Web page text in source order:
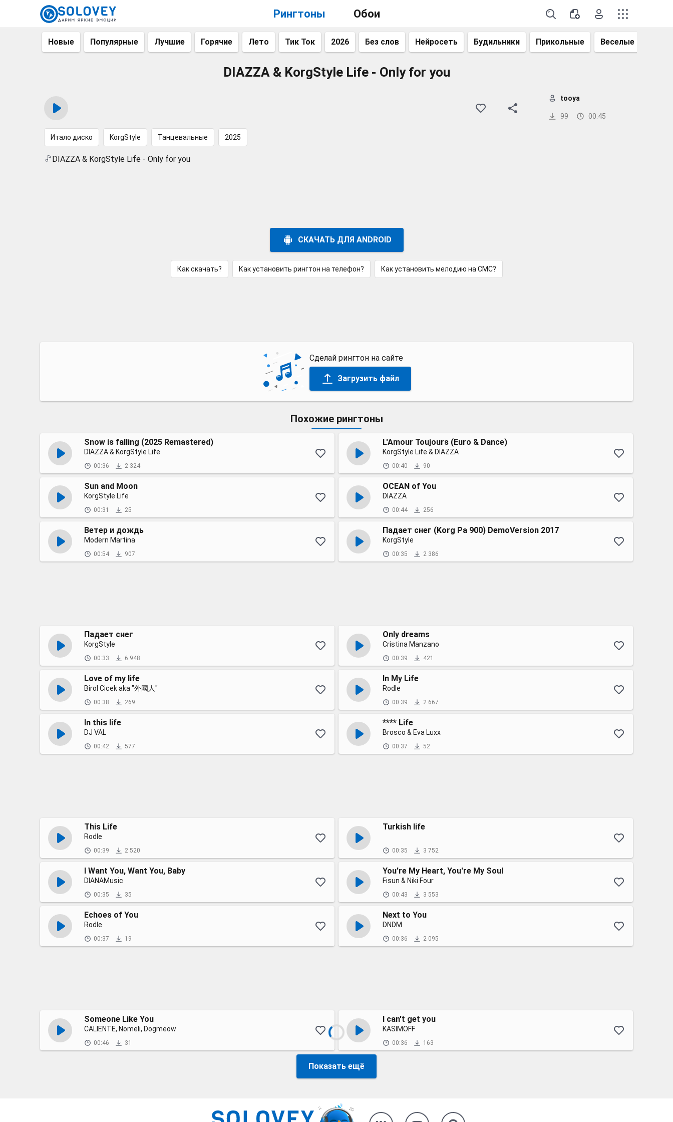
Рингтоны Обои
Новые Популярные Лучшие Горячие Лето Тик Ток 2026 Без слов Нейросеть Будильники Прикольные Веселые
DIAZZA & KorgStyle Life - Only for you
99 00:45
tooya
Итало диско KorgStyle Танцевальные 2025
DIAZZA & KorgStyle Life - Only for you
СКАЧАТЬ ДЛЯ ANDROID
Как скачать? Как установить рингтон на телефон? Как установить мелодию на СМС?
Сделай рингтон на сайте
Загрузить файл
Похожие рингтоны
Snow is falling (2025 Remastered)
DIAZZA & KorgStyle Life
00:36 2 324
L'Amour Toujours (Euro & Dance)
KorgStyle Life & DIAZZA
00:40 90
Sun and Moon
KorgStyle Life
00:31 25
OCEAN of You
DIAZZA
00:44 256
Ветер и дождь
Modern Martina
00:54 907
Падает снег (Korg Pa 900) DemoVersion 2017
KorgStyle
00:35 2 386
Падает снег
KorgStyle
00:33 6 948
Only dreams
Cristina Manzano
00:39 421
Love of my life
Birol Cicek aka "外國人"
00:38 269
In My Life
Rodle
00:39 2 667
In this life
DJ VAL
00:42 577
**** Life
Brosco & Eva Luxx
00:37 52
This Life
Rodle
00:39 2 520
Turkish life
00:35 3 752
I Want You, Want You, Baby
DIANAMusic
00:35 35
You're My Heart, You're My Soul
Fisun & Niki Four
00:43 3 553
Echoes of You
Rodle
00:37 19
Next to You
DNDM
00:36 2 095
Someone Like You
CALIENTE, Nomeli, Dogmeow
00:46 31
I can't get you
KASIMOFF
00:36 163
Показать ещё